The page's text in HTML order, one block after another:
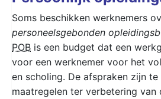
Soms beschikken werknemers
personeelsgebonden
POB is een budget dat een
voor een werknemer voor het
en scholing. De afspraken zijn
maatregelen ter verbetering